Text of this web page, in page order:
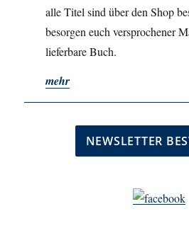
alle Titel sind über den Shop
besorgen euch versprochener
lieferbare Buch.
mehr